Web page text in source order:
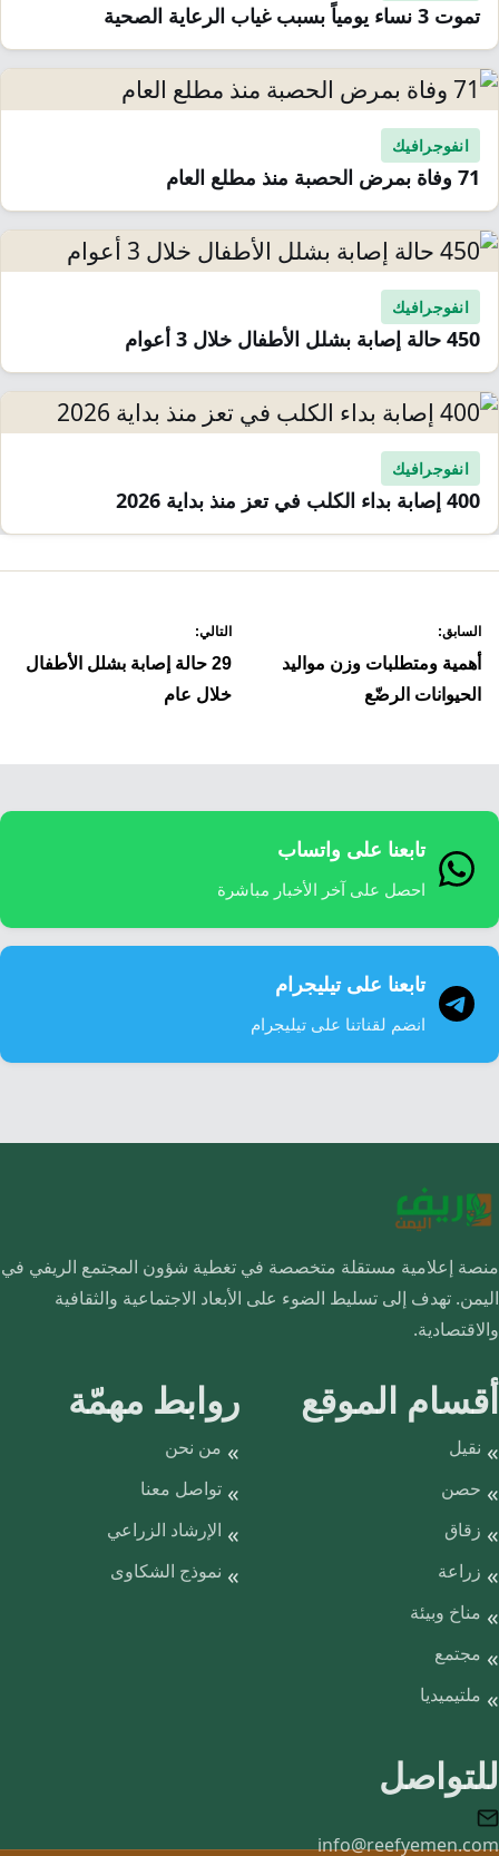
تموت 3 نساء يومياً بسبب غياب الرعاية الصحية
انفوجرافيك
71 وفاة بمرض الحصبة منذ مطلع العام
انفوجرافيك
450 حالة إصابة بشلل الأطفال خلال 3 أعوام
انفوجرافيك
400 إصابة بداء الكلب في تعز منذ بداية 2026
المقالات
السابق:
أهمية ومتطلبات وزن مواليد
الحيوانات الرضّع
التالي:
29 حالة إصابة بشلل الأطفال
خلال عام
تابعنا على واتساب
احصل على آخر الأخبار مباشرة
تابعنا على تيليجرام
انضم لقناتنا على تيليجرام
منصة إعلامية مستقلة متخصصة في تغطية شؤون المجتمع الريفي في
اليمن. تهدف إلى تسليط الضوء على الأبعاد الاجتماعية والثقافية
والاقتصادية.
أقسام الموقع
نقيل
حصن
زقاق
زراعة
مناخ وبيئة
مجتمع
ملتيميديا
روابط مهمّة
من نحن
تواصل معنا
الإرشاد الزراعي
نموذج الشكاوى
للتواصل
info@reefyemen.com